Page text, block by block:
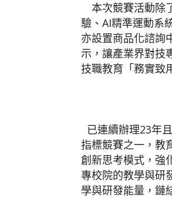
本次競賽活動除
驗、AI精準運動系
亦設置商品化諮詢
示，讓產業界對技
技職教育「務實致
已連續辦理23年
指標競賽之一，教
創新思考模式，強
專校院的教學與研
學與研發能量，鏈